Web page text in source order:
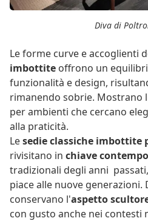
Diva di
Le forme curve e accoglienti
imbottite offrono un
funzionalità e design,
rimanendo sobrie. Mostrano
per ambienti che cercano
alla praticità.
Lesedie classiche imbottite
rivisitano in chiave
tradizionali degli anni
piace alle nuove generazioni.
conservano l'aspetto
con gusto anche nei contesti